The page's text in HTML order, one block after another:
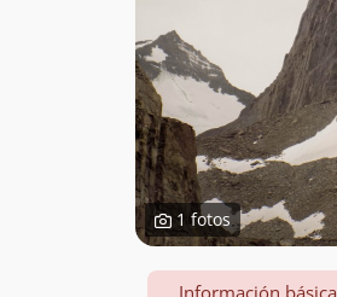
1 fotos
Información básica